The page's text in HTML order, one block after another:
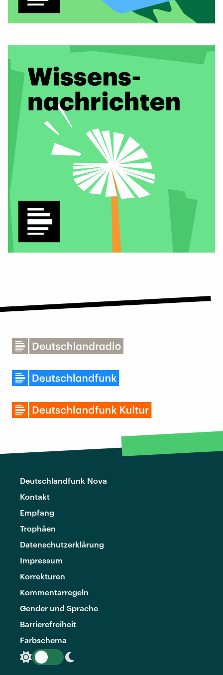
Deutschlandfunk Nova
Kontakt
Empfang
Trophäen
Datenschutzerklärung
Impressum
Korrekturen
Kommentarregeln
Gender und Sprache
Barrierefreiheit
Farbschema